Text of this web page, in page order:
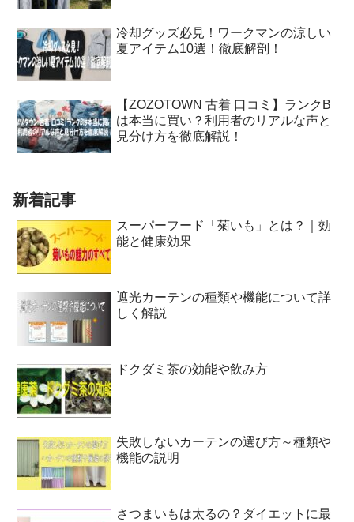
冷却グッズ必見！ワークマンの涼しい
夏アイテム10選！徹底解剖！
【ZOZOTOWN 古着 口コミ】ランクB
は本当に買い？利用者のリアルな声と
見分け方を徹底解説！
新着記事
スーパーフード「菊いも」とは？｜効
能と健康効果
遮光カーテンの種類や機能について詳
しく解説
ドクダミ茶の効能や飲み方
失敗しないカーテンの選び方～種類や
機能の説明
さつまいもは太るの？ダイエットに最